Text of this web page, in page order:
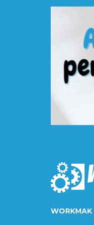
WORKMAK